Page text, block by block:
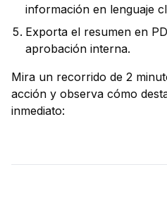
información en lenguaje
Exporta el resumen en
aprobación interna.
Mira un recorrido de 2
acción y observa cómo
inmediato: